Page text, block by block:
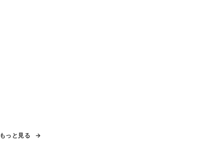
もっと見る